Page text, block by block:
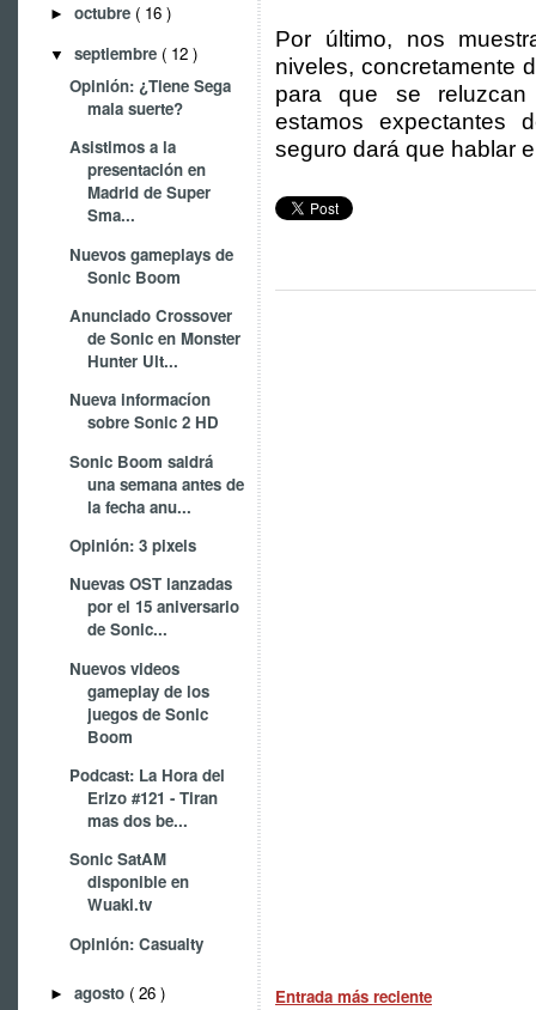
► octubre ( 16 )
▼ septiembre ( 12 )
Opinión: ¿Tiene Sega
mala suerte?
Asistimos a la
presentación en
Madrid de Super
Sma...
Nuevos gameplays de
Sonic Boom
Anunciado Crossover
de Sonic en Monster
Hunter Ult...
Nueva informacíon
sobre Sonic 2 HD
Sonic Boom saldrá
una semana antes de
la fecha anu...
Opinión: 3 pixels
Nuevas OST lanzadas
por el 15 aniversario
de Sonic...
Nuevos videos
gameplay de los
juegos de Sonic
Boom
Podcast: La Hora del
Erizo #121 - Tiran
mas dos be...
Sonic SatAM
disponible en
Wuaki.tv
Opinión: Casualty
► agosto ( 26 )
Por último, nos
niveles, concretamente
para que se
estamos expectantes
seguro dará que hablar
Entrada más reciente